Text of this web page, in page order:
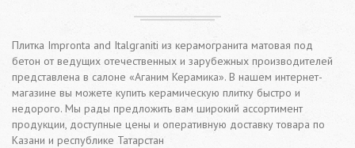
Плитка Impronta and Italgraniti из керамогранита матовая под
бетон от ведущих отечественных и зарубежных производителей
представлена в салоне «Аганим Керамика». В нашем интернет-
магазине вы можете купить керамическую плитку быстро и
недорого. Мы рады предложить вам широкий ассортимент
продукции, доступные цены и оперативную доставку товара по
Казани и республике Татарстан